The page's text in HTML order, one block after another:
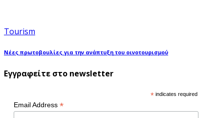
Tourism
Νέες πρωτοβουλίες για την ανάπτυξη του οινοτουρισμού
Εγγραφείτε στο newsletter
* indicates required
Email Address *